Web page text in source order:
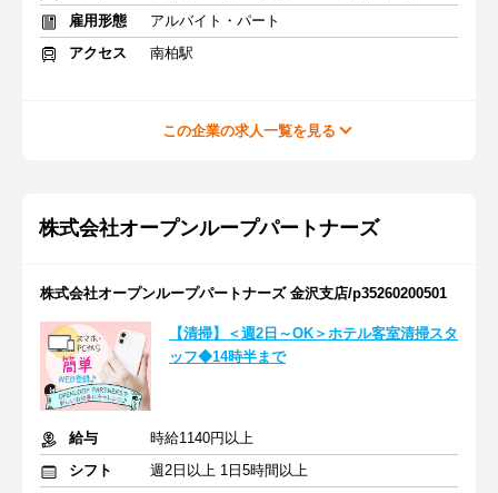
雇用形態
アルバイト・パート
アクセス
南柏駅
この企業の求人一覧を見る
株式会社オープンループパートナーズ
株式会社オープンループパートナーズ 金沢支店/p35260200501
【清掃】＜週2日～OK＞ホテル客室清掃スタ
ッフ◆14時半まで
給与
時給1140円以上
シフト
週2日以上 1日5時間以上